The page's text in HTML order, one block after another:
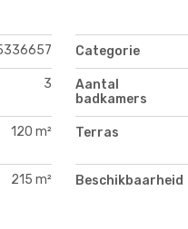
Categorie
3
Aantal
badkamers
120 m² Terras
215 m² Beschikbaarheid